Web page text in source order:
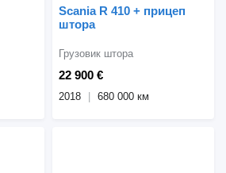
Scania R 410 + прицеп
штора
22 900 €
Грузовик штора
2018 680 000 км